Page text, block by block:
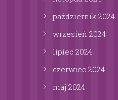
październik 2024
wrzesień 2024
lipiec 2024
czerwiec 2024
maj 2024